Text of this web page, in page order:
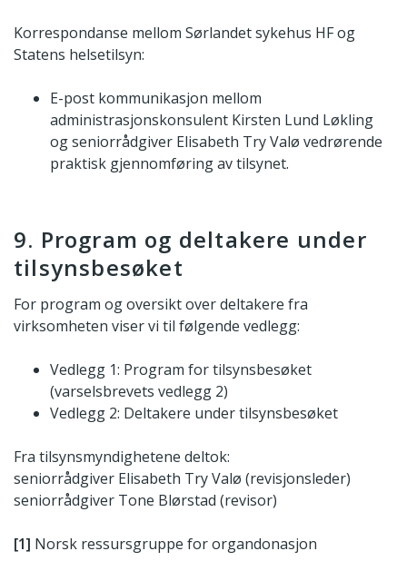
Korrespondanse mellom Sørlandet sykehus HF og
Statens helsetilsyn:
E-post kommunikasjon mellom
administrasjonskonsulent Kirsten Lund Løkling
og seniorrådgiver Elisabeth Try Valø vedrørende
praktisk gjennomføring av tilsynet.
9. Program og deltakere under
tilsynsbesøket
For program og oversikt over deltakere fra
virksomheten viser vi til følgende vedlegg:
Vedlegg 1: Program for tilsynsbesøket
(varselsbrevets vedlegg 2)
Vedlegg 2: Deltakere under tilsynsbesøket
Fra tilsynsmyndighetene deltok:
seniorrådgiver Elisabeth Try Valø (revisjonsleder)
seniorrådgiver Tone Blørstad (revisor)
[1] Norsk ressursgruppe for organdonasjon